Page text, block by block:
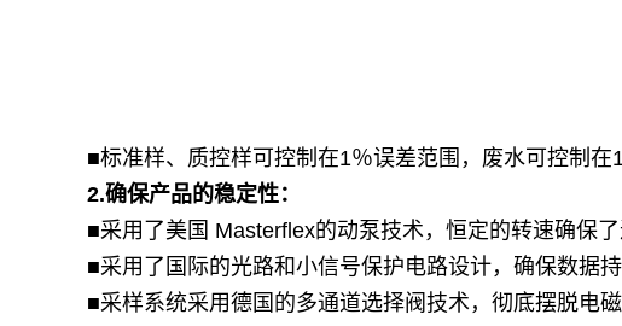
■标准样、质控样可控制在1％误差范围，废水可控制在
2.确保产品的稳定性：
■采用了美国 Masterflex的动泵技术，恒定的转速确保了
■采用了国际的光路和小信号保护电路设计，确保数据持
■采样系统采用德国的多通道选择阀技术，彻底摆脱电磁